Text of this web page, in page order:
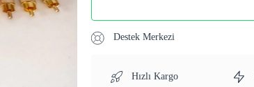
Destek Merkezi
Hızlı Kargo